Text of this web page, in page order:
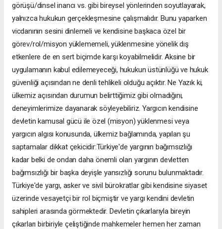
görüşü/dinsel inancı vs. gibi bireysel yönlerinden soyutlayarak,
yalnızca hukukun gerçekleşmesine çalışmalıdır. Bunu yaparken
vicdanının sesini dinlemeli ve kendisine başkaca özel bir
görev/rol/misyon yüklememeli, yüklenmesine yönelik dış
etkenlere de en sert biçimde karşı koyabilmelidir. Aksine bir
uygulamanın kabul edilemeyeceği, hukukun üstünlüğü ve hukuk
güvenliği açısından ne denli tehlikeli olduğu açıktır. Ne Yazık ki,
ülkemiz açısından durumun belirttiğimiz gibi olmadığını,
deneyimlerimize dayanarak söyleyebiliriz. Yargıcın kendisine
devletin kamusal gücü ile özel (misyon) yüklenmesi veya
yargıcın algısı konusunda, ülkemiz bağlamında, yapılan şu
saptamalar dikkat çekicidir:Türkiye'de yargının bağımsızlığı
kadar belki de ondan daha önemli olan yargının devletten
bağımsızlığı bir başka deyişle yansızlığı sorunu bulunmaktadır.
Türkiye'de yargı, asker ve sivil bürokratlar gibi kendisine siyaset
üzerinde vesayetçi bir rol biçmiştir ve yargı kendini devletin
sahipleri arasında görmektedir. Devletin çıkarlarıyla bireyin
çıkarları birbiriyle çeliştiğinde mahkemeler hemen her zaman